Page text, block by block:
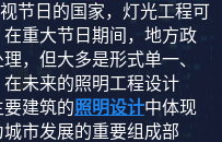
日的国家，灯光工程可
重大节日期间，地方政
，但大多是形式单一、
未来的照明工程设计
建筑的照明设计中体现
市发展的重要组成部